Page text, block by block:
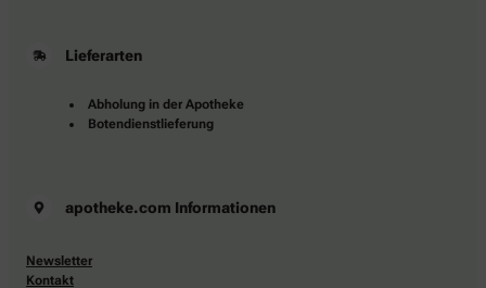
Lieferarten
Abholung in der Apotheke
Botendienstlieferung
apotheke.com Informationen
Newsletter
Kontakt